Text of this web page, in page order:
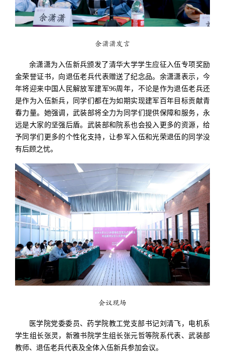
余潇潇发言
余潇潇为入伍新兵颁发了清华大学学生应征入伍专项奖励
金荣誉证书，向退伍老兵代表赠送了纪念品。 余潇潇表示，今
年将迎来中国人民解放军建军96周年，不论是作为退伍老兵还
是作为入伍新兵，同学们都在为如期实现建军百年目标贡献青
春力量。她强调，武装部将全力为同学们提供保障和服务，永
远是大家的坚强后盾。武装部和院系也会投入更多的资源，给
予同学们更多的个性化支持，让参军入伍和光荣退伍的同学没
有后顾之忧。
会议现场
医学院党委委员、药学院教工党支部书记刘清飞，电机系
学生组长张灵，新雅书院学生组长张元哲等院系代表、武装部
教师、退伍老兵代表及全体入伍新兵参加会议。